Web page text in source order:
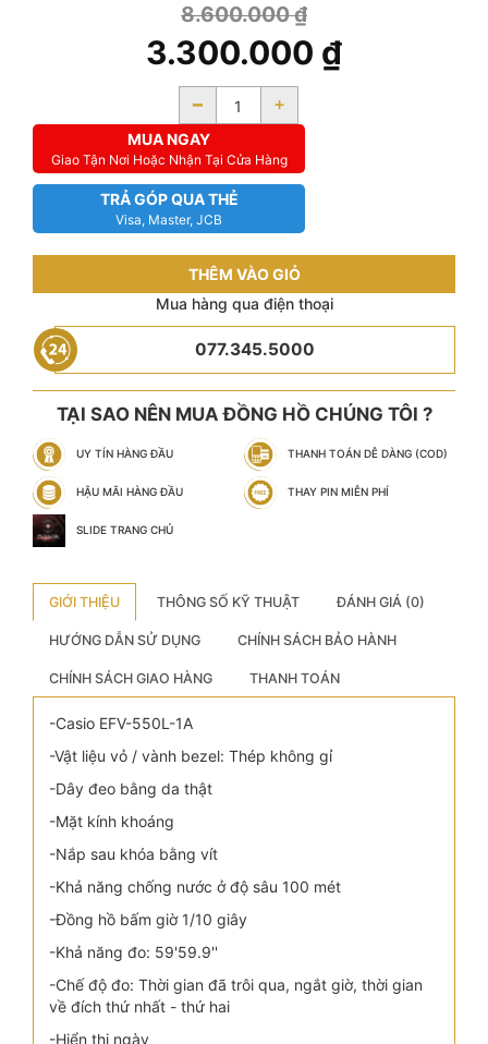
8.600.000₫
3.300.000 ₫
- +
MUA NGAY
Giao Tận Nơi Hoặc Nhận Tại Cửa Hàng
TRẢ GÓP QUA THẺ
Visa, Master, JCB
THÊM VÀO GIỎ
Mua hàng qua điện thoại
077.345.5000
TẠI SAO NÊN MUA ĐỒNG HỒ CHÚNG TÔI ?
UY TÍN HÀNG ĐẦU THANH TOÁN DỄ DÀNG (COD)
HẬU MÃI HÀNG ĐẦU THAY PIN MIỄN PHÍ
SLIDE TRANG CHỦ
GIỚI THIỆU THÔNG SỐ KỸ THUẬT ĐÁNH GIÁ (0)
HƯỚNG DẪN SỬ DỤNG CHÍNH SÁCH BẢO HÀNH
CHÍNH SÁCH GIAO HÀNG THANH TOÁN
-Casio EFV-550L-1A
-Vật liệu vỏ / vành bezel: Thép không gỉ
-Dây đeo bằng da thật
-Mặt kính khoáng
-Nắp sau khóa bằng vít
-Khả năng chống nước ở độ sâu 100 mét
-Đồng hồ bấm giờ 1/10 giây
-Khả năng đo: 59'59.9''
-Chế độ đo: Thời gian đã trôi qua, ngắt giờ, thời gian
về đích thứ nhất - thứ hai
-Hiển thị ngày